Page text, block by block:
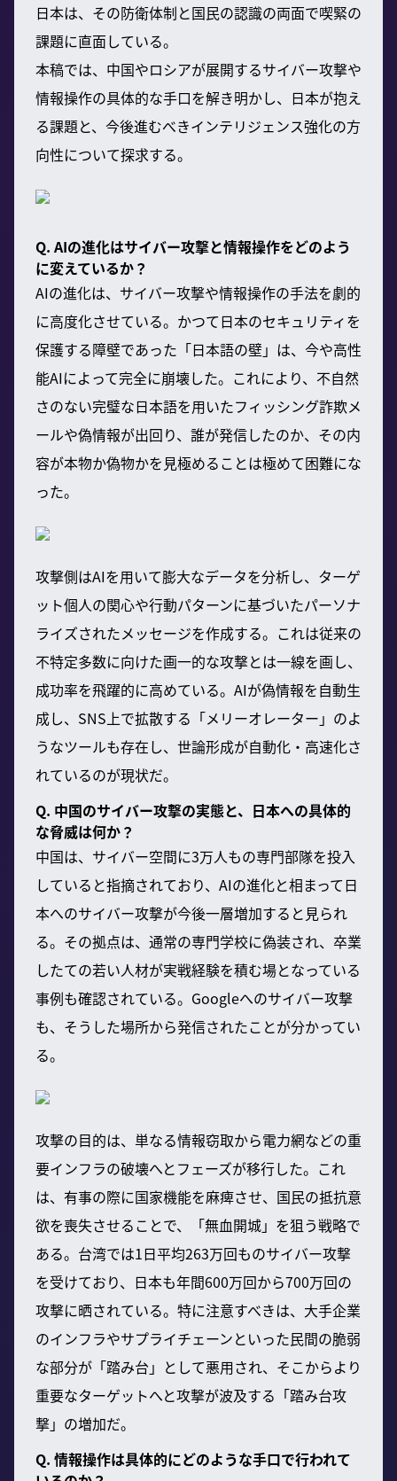
日本は、その防衛体制と国民の認識の両面で喫緊の
課題に直面している。
本稿では、中国やロシアが展開するサイバー攻撃や
情報操作の具体的な手口を解き明かし、日本が抱え
る課題と、今後進むべきインテリジェンス強化の方
向性について探求する。
Q. AIの進化はサイバー攻撃と情報操作をどのよう
に変えているか？
AIの進化は、サイバー攻撃や情報操作の手法を劇的
に高度化させている。かつて日本のセキュリティを
保護する障壁であった「日本語の壁」は、今や高性
能AIによって完全に崩壊した。これにより、不自然
さのない完璧な日本語を用いたフィッシング詐欺メ
ールや偽情報が出回り、誰が発信したのか、その内
容が本物か偽物かを見極めることは極めて困難にな
った。
攻撃側はAIを用いて膨大なデータを分析し、ターゲ
ット個人の関心や行動パターンに基づいたパーソナ
ライズされたメッセージを作成する。これは従来の
不特定多数に向けた画一的な攻撃とは一線を画し、
成功率を飛躍的に高めている。AIが偽情報を自動生
成し、SNS上で拡散する「メリーオレーター」のよ
うなツールも存在し、世論形成が自動化・高速化さ
れているのが現状だ。
Q. 中国のサイバー攻撃の実態と、日本への具体的
な脅威は何か？
中国は、サイバー空間に3万人もの専門部隊を投入
していると指摘されており、AIの進化と相まって日
本へのサイバー攻撃が今後一層増加すると見られ
る。その拠点は、通常の専門学校に偽装され、卒業
したての若い人材が実戦経験を積む場となっている
事例も確認されている。Googleへのサイバー攻撃
も、そうした場所から発信されたことが分かってい
る。
攻撃の目的は、単なる情報窃取から電力網などの重
要インフラの破壊へとフェーズが移行した。これ
は、有事の際に国家機能を麻痺させ、国民の抵抗意
欲を喪失させることで、「無血開城」を狙う戦略で
ある。台湾では1日平均263万回ものサイバー攻撃
を受けており、日本も年間600万回から700万回の
攻撃に晒されている。特に注意すべきは、大手企業
のインフラやサプライチェーンといった民間の脆弱
な部分が「踏み台」として悪用され、そこからより
重要なターゲットへと攻撃が波及する「踏み台攻
撃」の増加だ。
Q. 情報操作は具体的にどのような手口で行われて